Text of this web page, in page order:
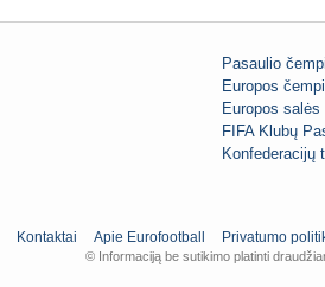
Pasaulio
Europos
Europos
FIFA Klubų
Konfederacijų
Kontaktai Apie Eurofootball Privatumo
© Informaciją be sutikimo platinti